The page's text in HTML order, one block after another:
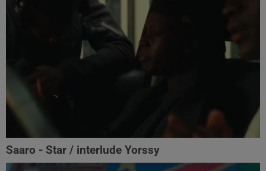
Saaro - Star / interlude Yorssy